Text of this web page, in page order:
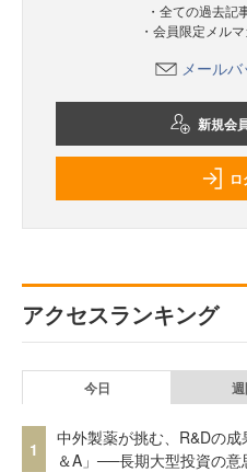
・全ての過去記
・会員限定メル
メール
新規会
アクセスランキング
今日
1
中外製薬が挑む、R&Dの
＆A」──長期大型投資の意